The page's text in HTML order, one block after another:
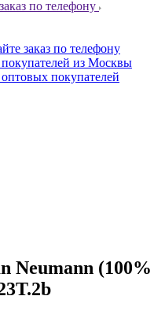
по телефону
заказ по телефону
покупателей из Москвы
оптовых покупателей
Neumann (100%